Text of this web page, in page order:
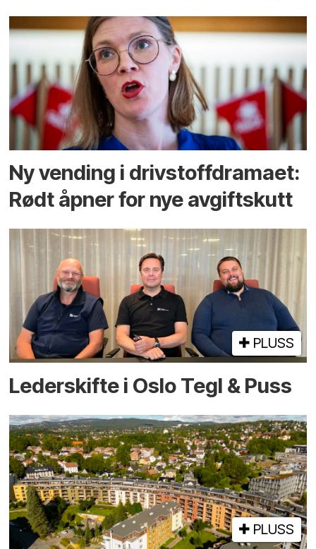
Ny vending i drivstoffdramaet:
Rødt åpner for nye avgiftskutt
PLUSS
Lederskifte i Oslo Tegl & Puss
PLUSS